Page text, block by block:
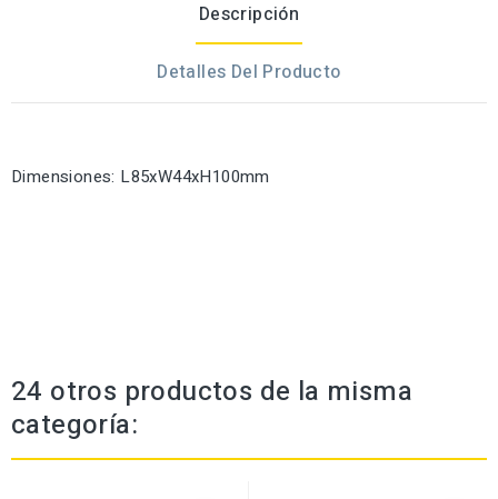
Descripción
Detalles Del Producto
Dimensiones: L85xW44xH100mm
24 otros productos de la misma
categoría: